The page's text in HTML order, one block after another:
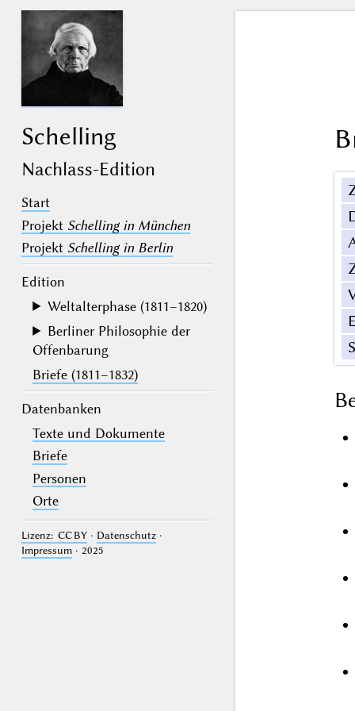
Schelling
Nachlass-Edition
Start
Projekt Schelling in München
Projekt Schelling in Berlin
Edition
Weltalterphase (1811–1820)
Berliner Philosophie der
Offenbarung
Briefe (1811–1832)
Datenbanken
Texte und Dokumente
Briefe
Personen
Orte
Lizenz: CC BY· Datenschutz·
Impressum· 2025